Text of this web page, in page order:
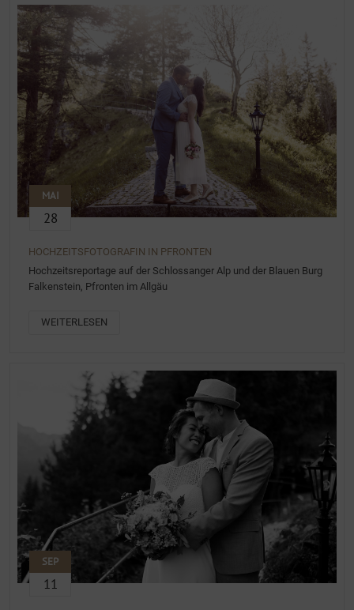
MAI
28
HOCHZEITSFOTOGRAFIN IN PFRONTEN
Hochzeitsreportage auf der Schlossanger Alp und der Blauen Burg
Falkenstein, Pfronten im Allgäu
WEITERLESEN
SEP
11